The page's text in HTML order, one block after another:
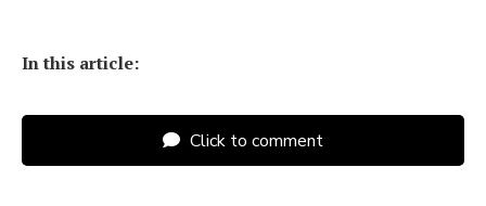
In this article:
Click to comment